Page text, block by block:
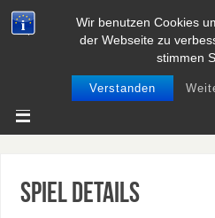
Wir benutzen Cookies
der Webseite zu
stimmen
Verstanden
Spiel Details